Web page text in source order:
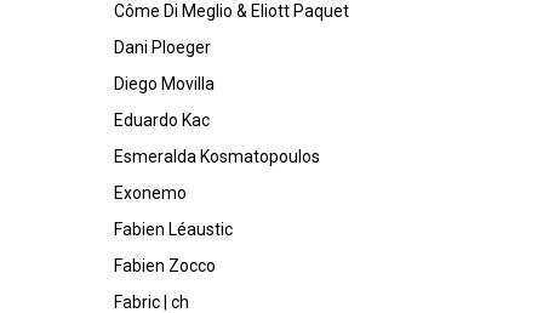
Côme Di Meglio & Eliott Paquet
Dani Ploeger
Diego Movilla
Eduardo Kac
Esmeralda Kosmatopoulos
Exonemo
Fabien Léaustic
Fabien Zocco
Fabric | ch